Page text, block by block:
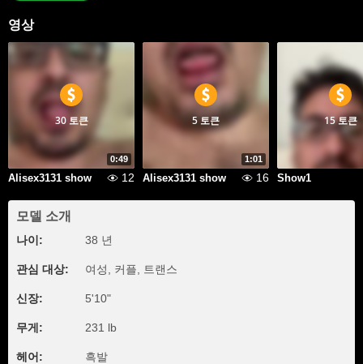
영상
0:49
30 토큰
Alisex3131 show 12
1:01
5 토큰
Alisex3131 show 16
15 토큰
Show1
모델 소개
나이: 38 년
관심 대상: 여성, 커플, 트랜스
신장: 5'10"
무게: 231 lb
헤어: 흑발